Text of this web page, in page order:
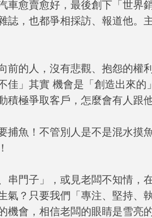
車愈賣愈好，最後創下「世界
誌，也都爭相採訪、報道他。
前的人，沒有悲觀、抱怨的權
佳」其實 機會是「創造出來的
積極爭取客戶，怎麼會有人跟
捕魚！不管別人是不是混水摸
門子」，或見老闆不知情，
氣？只要我們「專注、堅持、
機會，相信老闆的眼睛是雪亮